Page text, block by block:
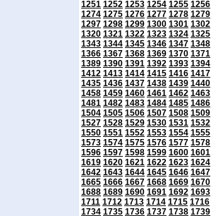
1251 1252 1253 1254 1255 1256
1274 1275 1276 1277 1278 1279
1297 1298 1299 1300 1301 1302
1320 1321 1322 1323 1324 1325
1343 1344 1345 1346 1347 1348
1366 1367 1368 1369 1370 1371
1389 1390 1391 1392 1393 1394
1412 1413 1414 1415 1416 1417
1435 1436 1437 1438 1439 1440
1458 1459 1460 1461 1462 1463
1481 1482 1483 1484 1485 1486
1504 1505 1506 1507 1508 1509
1527 1528 1529 1530 1531 1532
1550 1551 1552 1553 1554 1555
1573 1574 1575 1576 1577 1578
1596 1597 1598 1599 1600 1601
1619 1620 1621 1622 1623 1624
1642 1643 1644 1645 1646 1647
1665 1666 1667 1668 1669 1670
1688 1689 1690 1691 1692 1693
1711 1712 1713 1714 1715 1716
1734 1735 1736 1737 1738 1739